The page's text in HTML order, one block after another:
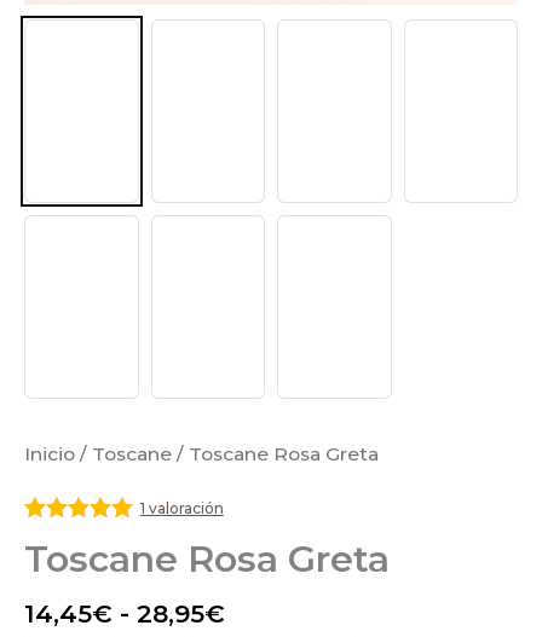
Inicio / Toscane / Toscane Rosa Greta
con5de 5
1 valoración
Toscane Rosa Greta
14,45€ - 28,95€